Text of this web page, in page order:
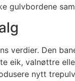
gulvbordene
verdier. Den
eik, valnøttre
nytt